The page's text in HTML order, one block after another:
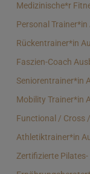
Medizinische*r
Personal
Rückentrainer*in
Faszien-Coach
Seniorentrainer*in
Mobility Trainer*in
Functional / Cross
Athletiktrainer*in
Zertifizierte